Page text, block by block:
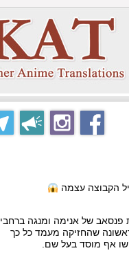
פנסאב של אנימה ומנגה ברחבי
שהחזיקה מעמד כל כך
אף מוסד בעל שם.